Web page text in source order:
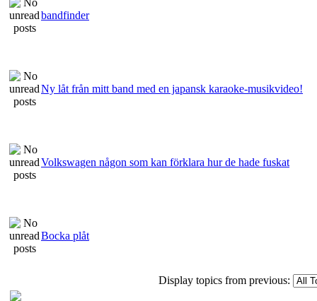
bandfinder
Ny låt från mitt band med en japansk karaoke-musikvideo!
Volkswagen någon som kan förklara hur de hade fuskat
Bocka plåt
Display topics from previous: